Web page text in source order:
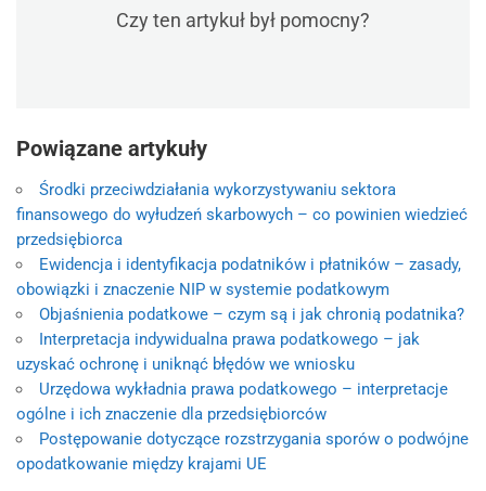
Czy ten artykuł był pomocny?
Powiązane artykuły
Środki przeciwdziałania wykorzystywaniu sektora
finansowego do wyłudzeń skarbowych – co powinien wiedzieć
przedsiębiorca
Ewidencja i identyfikacja podatników i płatników – zasady,
obowiązki i znaczenie NIP w systemie podatkowym
Objaśnienia podatkowe – czym są i jak chronią podatnika?
Interpretacja indywidualna prawa podatkowego – jak
uzyskać ochronę i uniknąć błędów we wniosku
Urzędowa wykładnia prawa podatkowego – interpretacje
ogólne i ich znaczenie dla przedsiębiorców
Postępowanie dotyczące rozstrzygania sporów o podwójne
opodatkowanie między krajami UE